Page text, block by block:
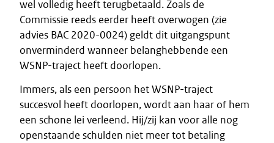
wel volledig heeft terugbetaald. Zoals de
Commissie reeds eerder heeft overwogen (zie
advies BAC 2020-0024) geldt dit uitgangspunt
onverminderd wanneer belanghebbende een
WSNP-traject heeft doorlopen.
Immers, als een persoon het WSNP-traject
succesvol heeft doorlopen, wordt aan haar of hem
een schone lei verleend. Hij/zij kan voor alle nog
openstaande schulden niet meer tot betaling